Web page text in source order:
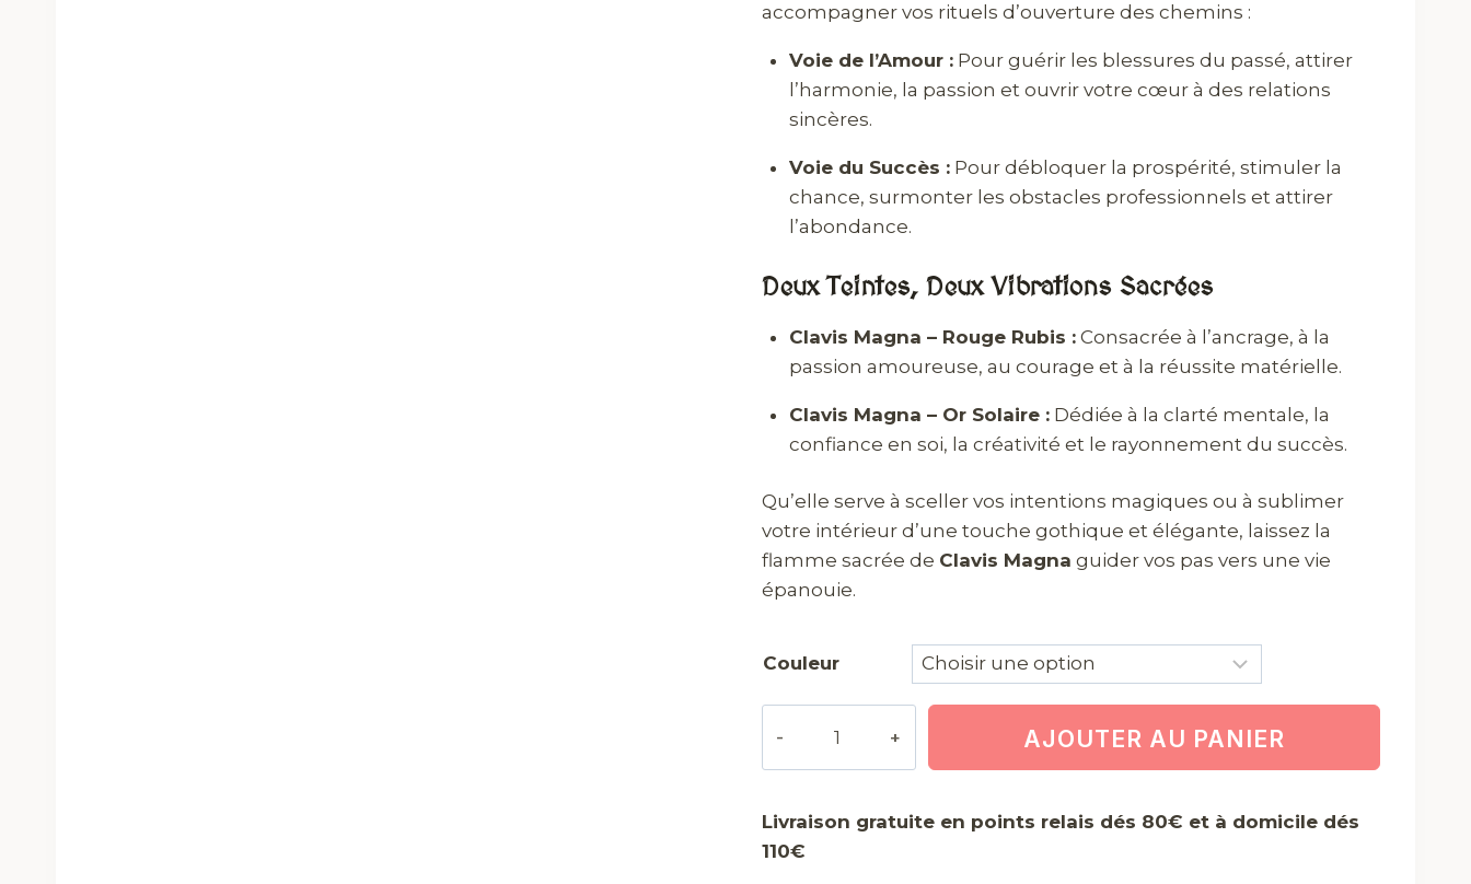
accompagner vos rituels d’ouverture des chemins :
Voie de l’Amour : Pour guérir les blessures du passé, attirer
l’harmonie, la passion et ouvrir votre cœur à des relations
sincères.
Voie du Succès : Pour débloquer la prospérité, stimuler la
chance, surmonter les obstacles professionnels et attirer
l’abondance.
Deux Teintes, Deux Vibrations Sacrées
Clavis Magna – Rouge Rubis : Consacrée à l’ancrage, à la
passion amoureuse, au courage et à la réussite matérielle.
Clavis Magna – Or Solaire : Dédiée à la clarté mentale, la
confiance en soi, la créativité et le rayonnement du succès.
Qu’elle serve à sceller vos intentions magiques ou à sublimer
votre intérieur d’une touche gothique et élégante, laissez la
flamme sacrée de Clavis Magna guider vos pas vers une vie
épanouie.
Couleur
AJOUTER AU PANIER
Livraison gratuite en points relais dés 80€ et à domicile dés
110€